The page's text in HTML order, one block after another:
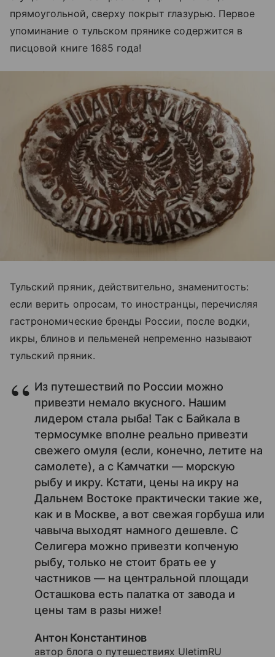
прямоугольной, сверху покрыт глазурью. Первое
упоминание о тульском прянике содержится в
писцовой книге 1685 года!
Тульский пряник, действительно, знаменитость:
если верить опросам, то иностранцы, перечисляя
гастрономические бренды России, после водки,
икры, блинов и пельменей непременно называют
тульский пряник.
Из путешествий по России можно
привезти немало вкусного. Нашим
лидером стала рыба! Так с Байкала в
термосумке вполне реально привезти
свежего омуля (если, конечно, летите на
самолете), а с Камчатки — морскую
рыбу и икру. Кстати, цены на икру на
Дальнем Востоке практически такие же,
как и в Москве, а вот свежая горбуша или
чавыча выходят намного дешевле. С
Селигера можно привезти копченую
рыбу, только не стоит брать ее у
частников — на центральной площади
Осташкова есть палатка от завода и
цены там в разы ниже!
Антон Константинов
автор блога о путешествиях UletimRU